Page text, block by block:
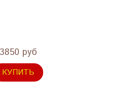
3850 руб
КУПИТЬ